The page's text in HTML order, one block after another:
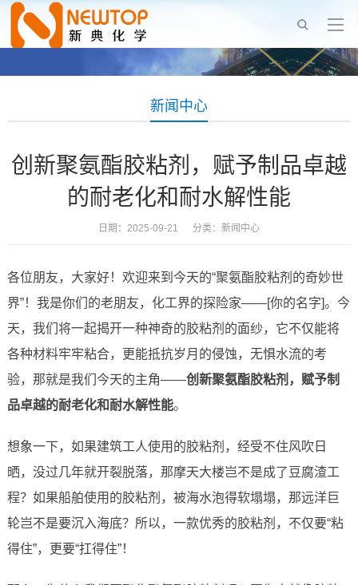
新闻中心
创新聚氨酯胶粘剂，赋予制品卓越
的耐老化和耐水解性能
日期：2025-09-21 分类： 新闻中心
各位朋友，大家好！欢迎来到今天的“聚氨酯胶粘剂的奇妙世
界”！我是你们的老朋友，化工界的探险家——[你的名字]。今
天，我们将一起揭开一种神奇的胶粘剂的面纱，它不仅能将
各种材料牢牢粘合，更能抵抗岁月的侵蚀，无惧水流的考
验，那就是我们今天的主角——创新聚氨酯胶粘剂，赋予制
品卓越的耐老化和耐水解性能。
想象一下，如果建筑工人使用的胶粘剂，经受不住风吹日
晒，没过几年就开裂脱落，那摩天大楼岂不是成了豆腐渣工
程？如果船舶使用的胶粘剂，被海水泡得软塌塌，那远洋巨
轮岂不是要沉入海底？所以，一款优秀的胶粘剂，不仅要“粘
得住”，更要“扛得住”！